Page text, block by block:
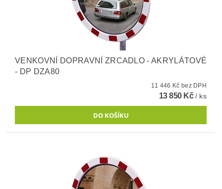
VENKOVNÍ DOPRAVNÍ ZRCADLO - AKRYLÁTOVÉ
- DP DZA80
11 446 Kč bez DPH
13 850 Kč/ ks